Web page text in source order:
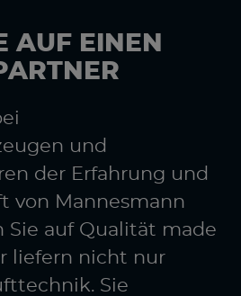
AUF EINEN
und
der Erfahrung und
von Mannesmann
Sie auf Qualität made
liefern nicht nur
Sie